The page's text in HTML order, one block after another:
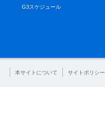
G3スケジュール
本サイトについて サイトポリシー